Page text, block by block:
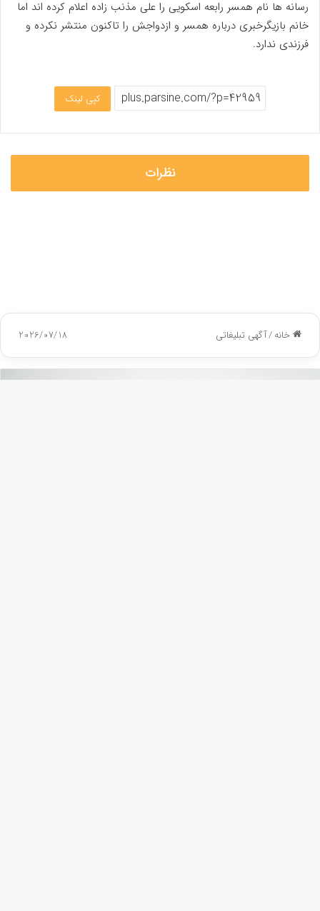
رسانه ها نام همسر رابعه اسکویی را علی مذنب زاده اعلام کرده اند اما
خانم بازیگرخبری درباره همسر و ازدواجش را تاکنون منتشر نکرده و
فرزندی ندارد.
کپی لینک
نظرات